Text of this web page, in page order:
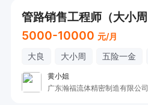
5000-10000 元/月
大良 大小周 五险一金
黄小姐
广东瀚福流体精密制造有限公司